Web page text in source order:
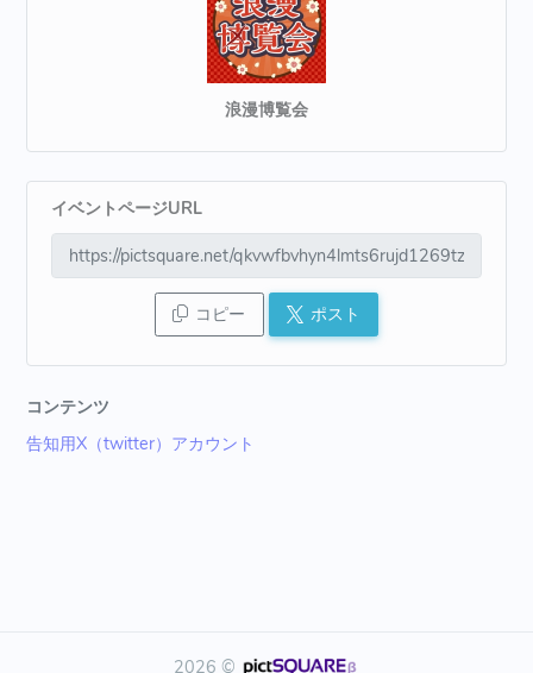
浪漫博覧会
イベントページURL
コピー ポスト
コンテンツ
告知用X（twitter）アカウント
2026 ©